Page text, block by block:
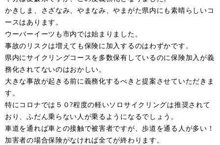
かきしま、さざなみ、やまなみ、やまがた県内にも素晴らしいコ
ースはあります。
ウーバーイーツも市内では始まりました。
事故のリスクは増えても保険に加入するのはわずかです。
県内にサイクリングコースを多数保有しているのに保険加入が義
務化されてないのはおかしい。
大きな事故が起きる前に義務化するべきと提案させていただきま
す。
特にコロナでは５０?程度の軽いソロサイクリングは推奨されて
おり、ふだん乗らない人が乗るようになるでしょう。
車道を通れば車との接触で被害者ですが、歩道を通る人が多い！
加害者の場合保険がなければ全てが終わります。